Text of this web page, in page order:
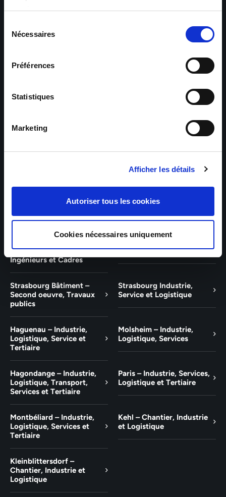
services.
Nécessaires
Préférences
Statistiques
Marketing
Afficher les détails
Autoriser tous les cookies
Cookies nécessaires uniquement
Nos agences Aide & Contact
Maxiplan
Mulhouse – Industrie,
Logistique, Transport et
Bâtiment et Tertiaire
Logistique, Bâtiment et
Guebwiller – Industrie,
Experts Paris – Tertiaire,
Cadres
Experts Strasbourg –
Illkirch-Graffenstaden
Experts Saint-Louis –
Tertiaire, Techniciens,
Ingénieurs et Cadres
Tertiaire, Techniciens,
Ingénieurs et Cadres
Saint-Louis – Industrie,
Logistique, Service
Strasbourg Bâtiment –
Second oeuvre, Travaux
publics
Strasbourg Industrie,
Service et Logistique
Haguenau – Industrie,
Logistique, Service et
Tertiaire
Molsheim – Industrie,
Logistique, Services
Hagondange – Industrie,
Logistique, Transport,
Services et Tertiaire
Paris – Industrie, Services,
Logistique et Tertiaire
Montbéliard – Industrie,
Logistique, Services et
Tertiaire
Kehl – Chantier, Industrie
et Logistique
Kleinblittersdorf –
Chantier, Industrie et
Logistique